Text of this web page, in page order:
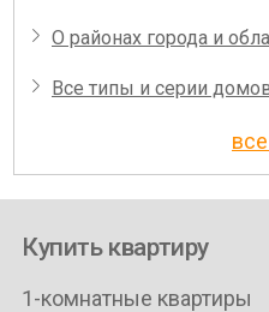
О районах города и
Все типы и серии
Купить квартиру
1-комнатные квартиры